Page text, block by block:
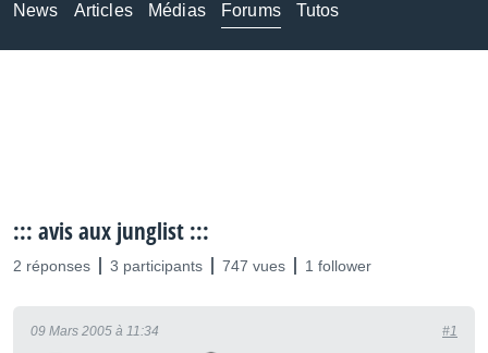
News Articles Médias Forums Tutos
::: avis aux junglist :::
2 réponses 3 participants 747 vues 1 follower
09 Mars 2005 à 11:34 #1